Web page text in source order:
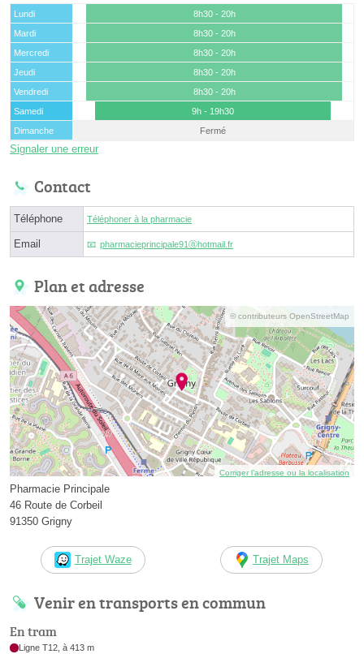
Lundi
8h30 - 20h
Mardi
8h30 - 20h
Mercredi
8h30 - 20h
Jeudi
8h30 - 20h
Vendredi
8h30 - 20h
Samedi
9h - 19h30
Dimanche
Fermé
Signaler une erreur
Contact
Téléphone Téléphoner à la pharmacie
Email pharmacieprincipale91ⓐhotmail.fr
Plan et adresse
© contributeurs OpenStreetMap
Corriger l’adresse ou la localisation
Pharmacie Principale
46 Route de Corbeil
91350 Grigny
Trajet Waze Trajet Maps
Venir en transports en commun
En tram
Ligne T12, à 413 m